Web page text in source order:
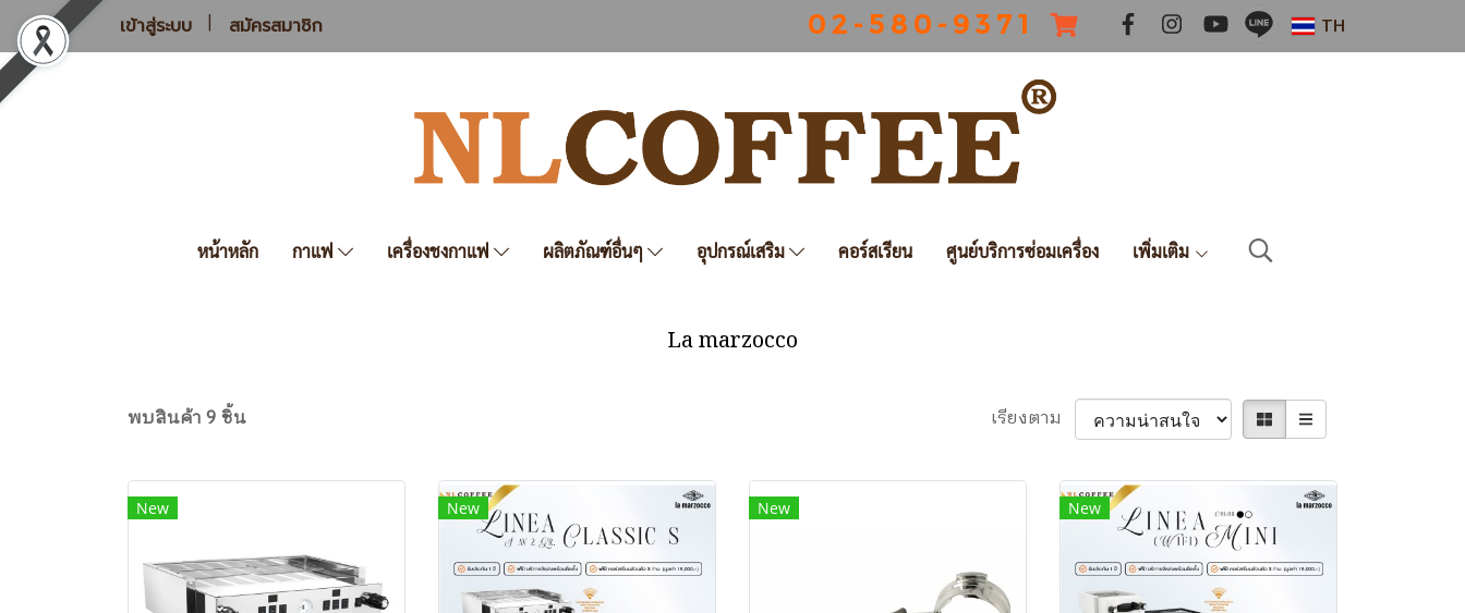
เข้าสู่ระบบ สมัครสมาชิก 0 2 - 5 8 0 - 9 3 7 1 TH
หน้าหลัก กาแฟ เครื่องชงกาแฟ ผลิตภัณฑ์อื่นๆ อุปกรณ์เสริม คอร์สเรียน ศูนย์บริการซ่อมเครื่อง เพิ่มเติม
La marzocco
พบสินค้า 9 ชิ้น เรียงตาม
New New New New